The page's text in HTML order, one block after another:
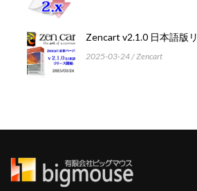
Zencart v2.1.0 日本語版
2025-03-24 Zencart